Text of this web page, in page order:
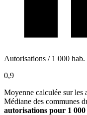
Autorisations / 1 000 hab.
0,9
Moyenne calculée sur les
Médiane des communes
autorisations pour 1